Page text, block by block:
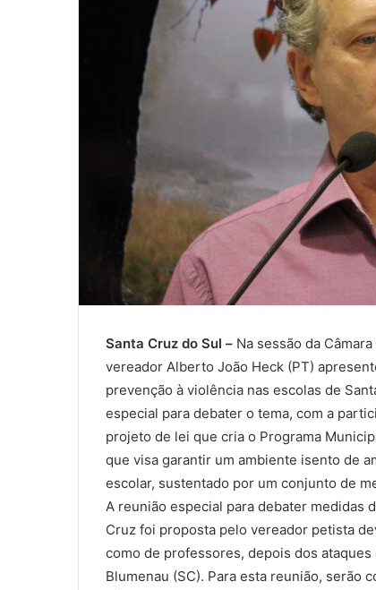
Santa Cruz do Sul – Na sessão da
vereador Alberto João Heck (PT)
prevenção à violência nas escolas de
especial para debater o tema, com a
projeto de lei que cria o Programa
que visa garantir um ambiente isento de
escolar, sustentado por um conjunto de
A reunião especial para debater medidas
Cruz foi proposta pelo vereador petista
como de professores, depois dos
Blumenau (SC). Para esta reunião, serão